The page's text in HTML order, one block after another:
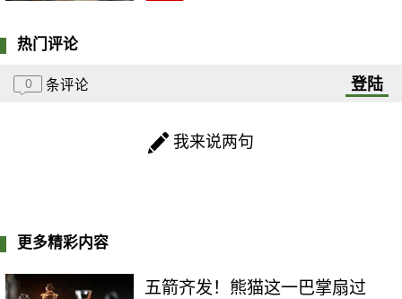
热门评论
0 条评论 登陆
我来说两句
更多精彩内容
五箭齐发！熊猫这一巴掌扇过